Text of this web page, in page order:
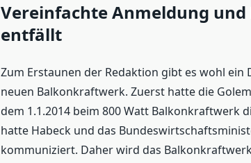
Vereinfachte Anmeldung
entfällt
Zum Erstaunen der Redaktion gibt es wohl
neuen Balkonkraftwerk. Zuerst hatte die
dem 1.1.2014 beim 800 Watt Balkonkraftwerk
hatte Habeck und das
kommuniziert. Daher wird das